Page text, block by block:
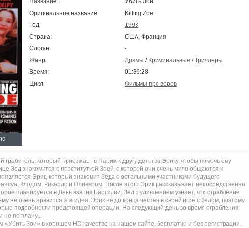
hd
Название:
Убить Зои
Оригинальное название:
Killing Zoe
Год:
1993
Страна:
США, Франция
Слоган:
-
Жанр:
Драмы / Криминальные /Триллеры
Время:
01:36:28
Цикл:
Фильмы про воров
грабитель, который приезжает в Париж к другу детства Эрику, чтобы помочь ему
Зед знакомится с проституткой Зоей, с которой они очень мило общаются и
Эрик, который знакомит Зеда с остальными участниками будущего
Клодом, Рикардо и Оливером. После этого Эрик рассказывает непосредственно
планируется в День взятия Бастилии. Зед с удивлением узнает, что ограбление
не очень нравится эта идея. Эрик не до конца честен в своей игре с Зедом, поэтому
подробности предстоящей операции. На следующий день во время ограбления
не по плану...
Зои» в хорошем HD качестве на нашем сайте, бесплатно и без регистрации.